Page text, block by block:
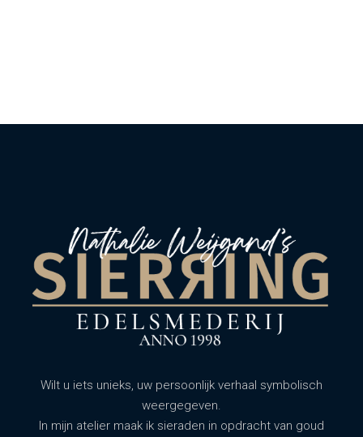
Wilt u iets unieks, uw persoonlijk verhaal symbolisch
weergegeven.
In mijn atelier maak ik sieraden in opdracht van goud